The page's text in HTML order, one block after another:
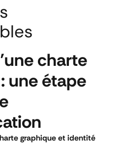
charte
une étape
graphique et identité